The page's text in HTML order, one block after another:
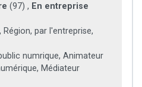
(97) , En entreprise
par l'entreprise,
numrique, Animateur
Médiateur